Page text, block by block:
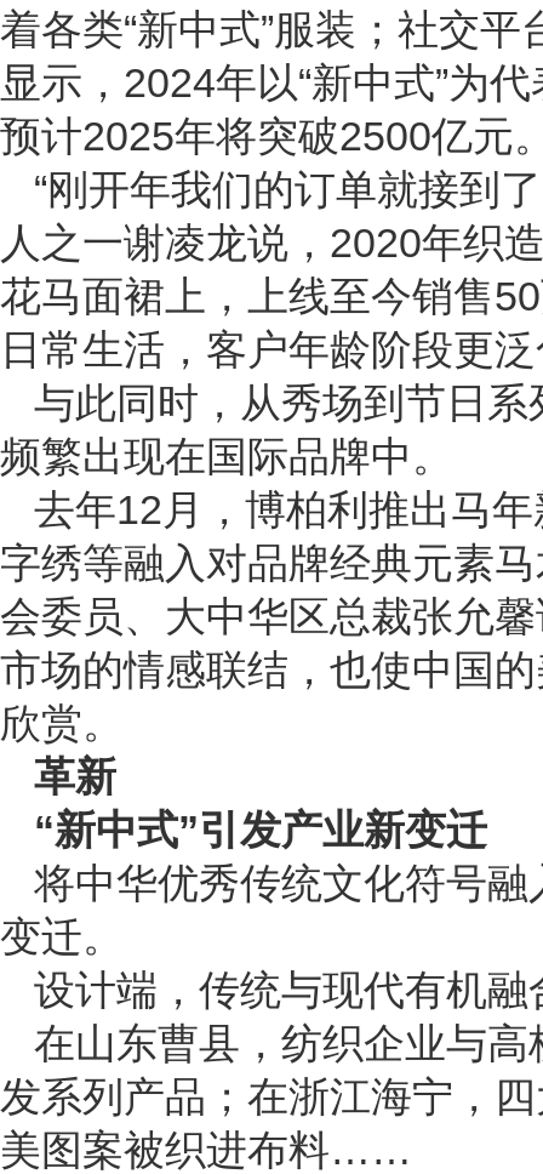
着各类“新中式”服装；社交
显示，2024年以“新中式”为
预计2025年将突破2500亿元
“刚开年我们的订单就接到
人之一谢凌龙说，2020年织
花马面裙上，上线至今销售
日常生活，客户年龄阶段更泛
与此同时，从秀场到节日
频繁出现在国际品牌中。
去年12月，博柏利推出马
字绣等融入对品牌经典元素
会委员、大中华区总裁张允
市场的情感联结，也使中国
欣赏。
革新
“新中式”引发产业新变迁
将中华优秀传统文化符号融
变迁。
设计端，传统与现代有机
在山东曹县，纺织企业与高
发系列产品；在浙江海宁，
美图案被织进布料……